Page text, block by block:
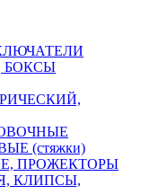
БОКСЫ
(стяжки)
ПРОЖЕКТОРЫ
КЛИПСЫ,